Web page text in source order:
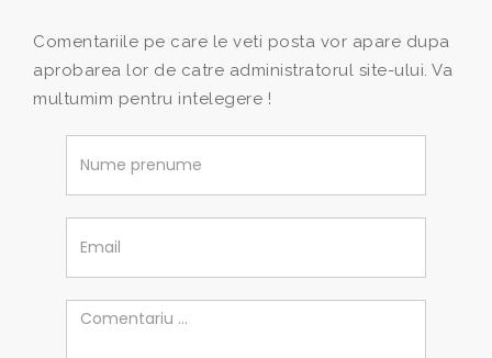
Comentariile pe care le veti posta vor apare dupa
aprobarea lor de catre administratorul site-ului. Va
multumim pentru intelegere !